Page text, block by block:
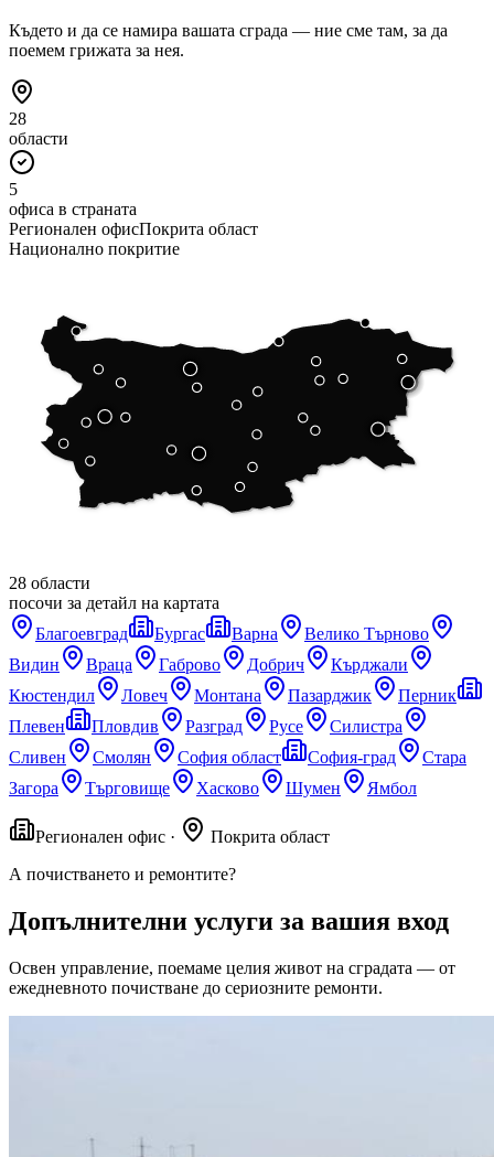
Където и да се намира вашата сграда — ние сме там, за да
поемем грижата за нея.
28
области
5
офиса в страната
Регионален офисПокрита област
Национално покритие
28 области
посочи за детайл на картата
Благоевград
Бургас Варна
Велико Търново
Видин
Враца Габрово Добрич
Кърджали
Кюстендил
Ловеч Монтана Пазарджик
Перник
Плевен
Пловдив Разград Русе
Силистра
Сливен
Смолян София област София-град
Стара
Загора
Търговище Хасково Шумен Ямбол
Регионален офис ·
Покрита област
А почистването и ремонтите?
Допълнителни услуги за вашия вход
Освен управление, поемаме целия живот на сградата — от
ежедневното почистване до сериозните ремонти.